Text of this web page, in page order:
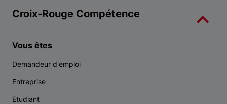
Croix-Rouge Compétence
Vous êtes
Demandeur d'emploi
Entreprise
Etudiant